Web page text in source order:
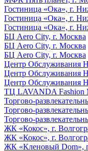
Гостиница «Ока», г.
Гостиница «Ока», г.
Гостиница «Ока», г.
БЦ Aero City, г. Москва
БЦ Aero City, г. Москва
БЦ Aero City, г. Москва
Центр Обслуживания
Центр Обслуживания
Центр Обслуживания
ТЦ LAVANDA Fashion
Торгово-
Торгово-
Торгово-
ЖК «Кокос», г.
ЖК «Кокос», г.
ЖК «Кленовый Dom»,